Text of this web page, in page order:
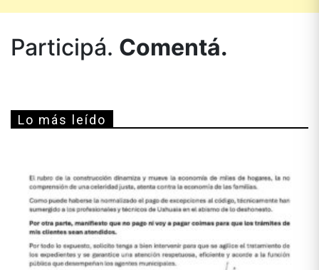
Participá. Comentá.
Lo más leído